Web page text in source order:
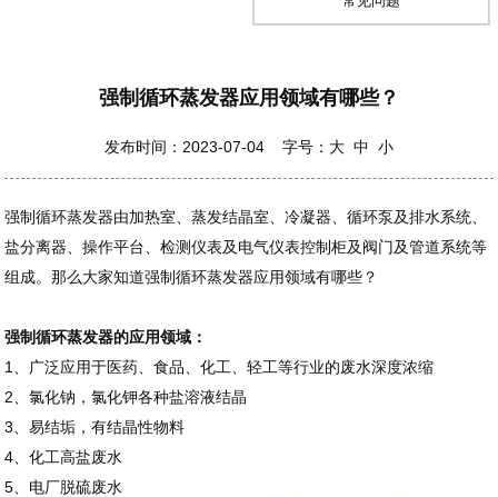
强制循环蒸发器应用领域有哪些？
发布时间：2023-07-04 字号： 大 中 小
强制循环蒸发器由加热室、蒸发结晶室、冷凝器、循环泵及排水系统、
盐分离器、操作平台、检测仪表及电气仪表控制柜及阀门及管道系统等
组成。那么大家知道强制循环蒸发器应用领域有哪些？
强制循环蒸发器的应用领域：
1、广泛应用于医药、食品、化工、轻工等行业的废水深度浓缩
2、氯化钠，氯化钾各种盐溶液结晶
3、易结垢，有结晶性物料
4、化工高盐废水
5、电厂脱硫废水